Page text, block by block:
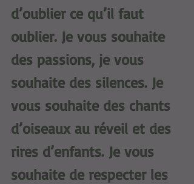
d’oublier ce qu’il faut
oublier. Je vous souhaite
des passions, je vous
souhaite des silences. Je
vous souhaite des chants
d’oiseaux au réveil et des
rires d’enfants. Je vous
souhaite de respecter les